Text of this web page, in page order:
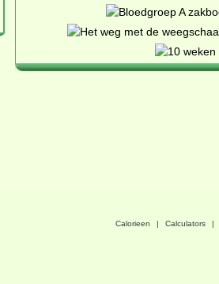
Calorieen | Calculators |